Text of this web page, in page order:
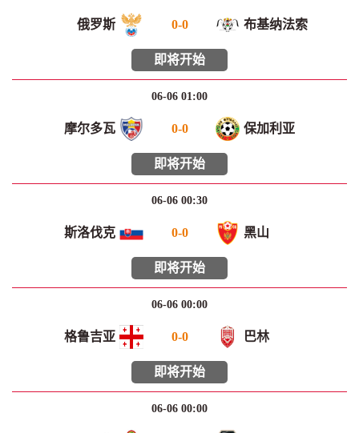
俄罗斯 0-0 布基纳法索
即将开始
06-06 01:00
摩尔多瓦 0-0 保加利亚
即将开始
06-06 00:30
斯洛伐克 0-0 黑山
即将开始
06-06 00:00
格鲁吉亚 0-0 巴林
即将开始
06-06 00:00